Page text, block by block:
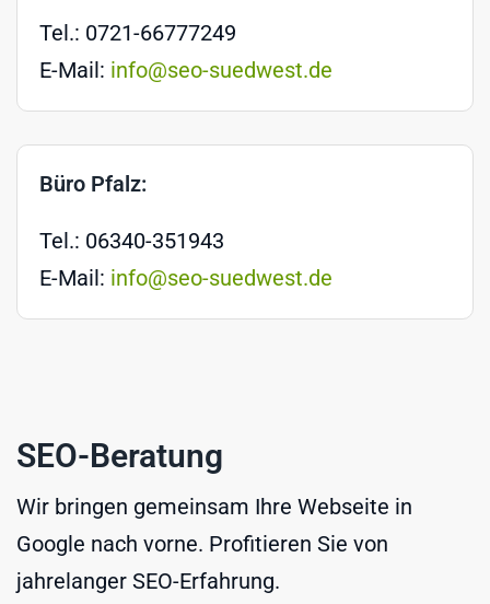
Tel.: 0721-66777249
E-Mail: info@seo-suedwest.de
Büro Pfalz:
Tel.: 06340-351943
E-Mail: info@seo-suedwest.de
SEO-Beratung
Wir bringen gemeinsam Ihre Webseite in
Google nach vorne. Profitieren Sie von
jahrelanger SEO-Erfahrung.